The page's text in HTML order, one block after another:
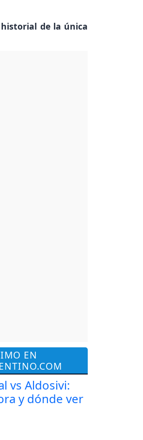
de la única
EN